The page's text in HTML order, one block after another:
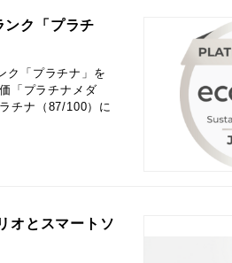
ク「プラチ
ク「プラチナ」を
「プラチナメダ
チナ（87/100）に
オとスマートソ